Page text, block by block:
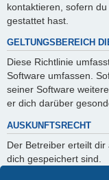
kontaktieren, sofern
gestattet hast.
GELTUNGSBEREICH
Diese Richtlinie
Software umfassen.
seiner Software
er dich darüber
AUSKUNFTSRECHT
Der Betreiber erteilt
dich gespeichert sind.